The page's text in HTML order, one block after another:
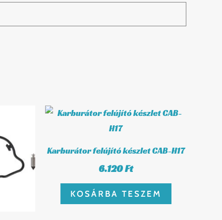
Karburátor felújító készlet CAB-H17
6.120Ft
KOSÁRBA TESZEM